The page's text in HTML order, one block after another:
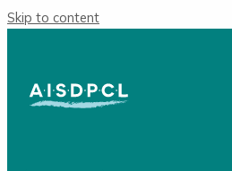
Skip to content